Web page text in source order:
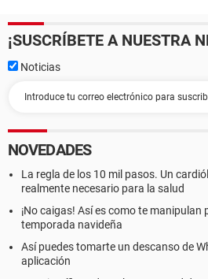
¡SUSCRÍBETE A NUESTRA
Noticias
NOVEDADES
La regla de los 10 mil pasos. Un
realmente necesario para la salud
¡No caigas! Así es como te manipulan
temporada navideña
Así puedes tomarte un descanso de
aplicación